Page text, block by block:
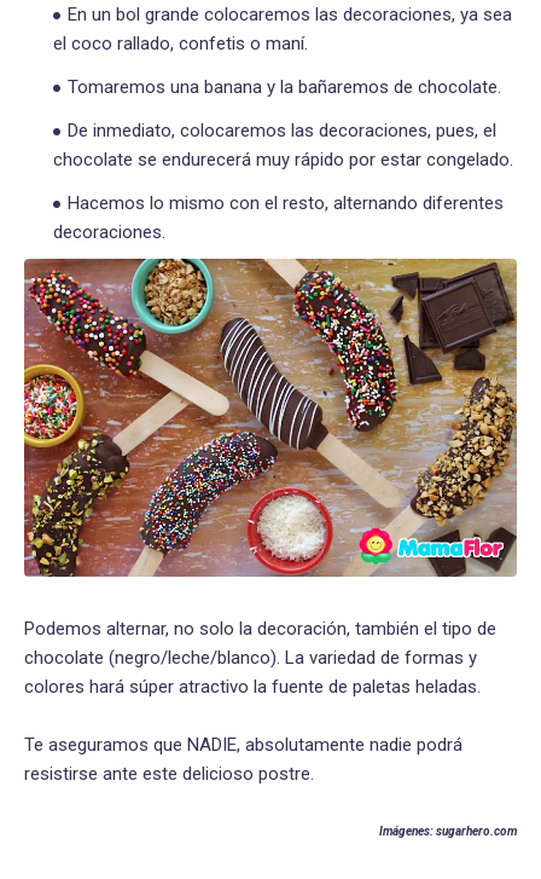
En un bol grande colocaremos las decoraciones, ya sea
el coco rallado, confetis o maní.
Tomaremos una banana y la bañaremos de chocolate.
De inmediato, colocaremos las decoraciones, pues, el
chocolate se endurecerá muy rápido por estar congelado.
Hacemos lo mismo con el resto, alternando diferentes
decoraciones.
Podemos alternar, no solo la decoración, también el tipo de
chocolate (negro/leche/blanco). La variedad de formas y
colores hará súper atractivo la fuente de paletas heladas.
Te aseguramos que NADIE, absolutamente nadie podrá
resistirse ante este delicioso postre.
Imágenes: sugarhero.com